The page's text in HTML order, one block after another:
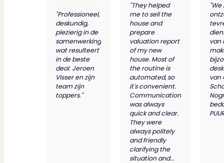
"Professioneel,
deskundig,
plezierig in de
samenwerking
wat resulteert
in de beste
deal. Jeroen
Visser en zijn
team zijn
toppers."
"They helped
me to sell the
house and
prepare
valuation report
of my new
house. Most of
the routine is
automated, so
it's convenient.
Communication
was always
quick and clear.
They were
always politely
and friendly
clarifying the
situation and...
"We
van
van